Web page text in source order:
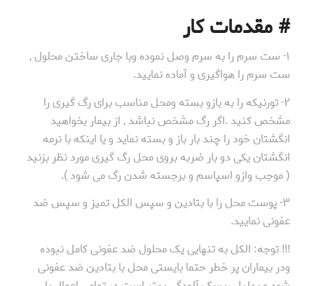
# مقدمات کار
۱- ست سرم را به سرم وصل نموده وبا جاری ساختن محلول ,
ست سرم را هواگیری و آماده نمایید.
۲- تورنیکه را به بازو بسته ومحل مناسب برای رگ گیری را
مشخص کنید .اگر رگ مشخص نباشد , از بیمار بخواهید
انگشتان خود را چند بار باز و بسته نماید و یا اینکه با نرمه
انگشتان یکی دو بار ضربه بروی محل رگ گیری مورد نظر بزنید
( موجب وازو اسپاسم و برجسته شدن رگ می شود ).
۳- پوست محل را با بتادین و سپس الکل تمیز و سپس ضد
عفونی نمایید.
!!! توجه: الکل به تنهایی یک محلول ضد عفونی کامل نبوده
ودر بیماران پر خطر حتما بایستی محل با بتادین ضد عفونی